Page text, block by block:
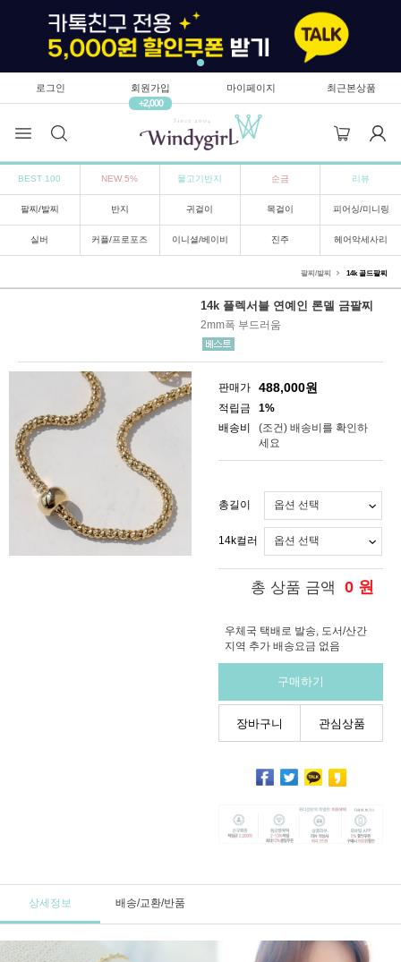
로그인
회원가입
+2,000
마이페이지 최근본상품
BEST 100 NEW 5% 물고기반지 순금 리뷰
팔찌/발찌 반지 귀걸이 목걸이 피어싱/미니링
실버 커플/프로포즈 이니셜/베이비 진주 헤어악세사리
팔찌/발찌 14k 골드팔찌
14k 플렉서블 연예인 론델 금팔찌
2mm폭 부드러움
판매가 488,000원
적립금
1%
배송비
(조건) 배송비를 확인하
세요
총길이
14k컬러
총 상품 금액 0 원
우체국 택배로 발송, 도서/산간
지역 추가 배송요금 없음
구매하기
장바구니 관심상품
상세정보 배송/교환/반품